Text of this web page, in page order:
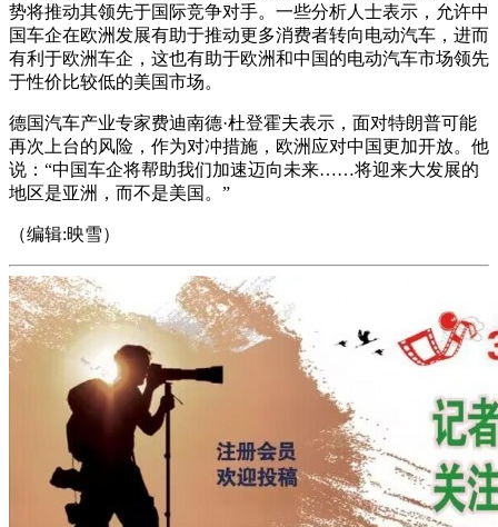
势将推动其领先于国际竞争对手。一些分析人士表示，允许中
国车企在欧洲发展有助于推动更多消费者转向电动汽车，进而
有利于欧洲车企，这也有助于欧洲和中国的电动汽车市场领先
于性价比较低的美国市场。
德国汽车产业专家费迪南德·杜登霍夫表示，面对特朗普可能
再次上台的风险，作为对冲措施，欧洲应对中国更加开放。他
说：“中国车企将帮助我们加速迈向未来……将迎来大发展的
地区是亚洲，而不是美国。”
（编辑:映雪）